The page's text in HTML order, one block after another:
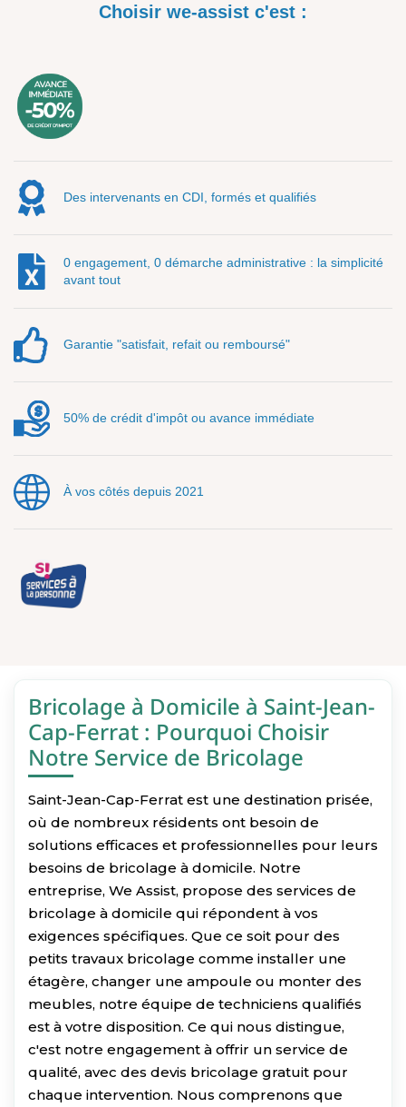
Choisir we-assist c'est :
Des intervenants en CDI, formés et qualifiés
0 engagement, 0 démarche administrative : la simplicité
avant tout
Garantie "satisfait, refait ou remboursé"
50% de crédit d'impôt ou avance immédiate
À vos côtés depuis 2021
Bricolage à Domicile à Saint-Jean-
Cap-Ferrat : Pourquoi Choisir
Notre Service de Bricolage
Saint-Jean-Cap-Ferrat est une destination prisée,
où de nombreux résidents ont besoin de
solutions efficaces et professionnelles pour leurs
besoins de bricolage à domicile. Notre
entreprise, We Assist, propose des services de
bricolage à domicile qui répondent à vos
exigences spécifiques. Que ce soit pour des
petits travaux bricolage comme installer une
étagère, changer une ampoule ou monter des
meubles, notre équipe de techniciens qualifiés
est à votre disposition. Ce qui nous distingue,
c'est notre engagement à offrir un service de
qualité, avec des devis bricolage gratuit pour
chaque intervention. Nous comprenons que